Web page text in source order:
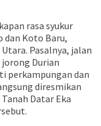
rasa syukur
dan Koto Baru,
Pasalnya, jalan
Durian
perkampungan dan
diresmikan
Datar Eka